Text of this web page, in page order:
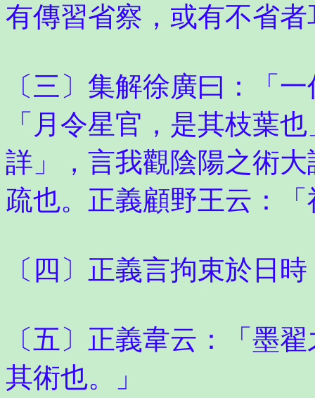
有傳習省察，或有不省者
〔三〕集解徐廣曰：「
「月令星官，是其枝葉
詳」，言我觀陰陽之術
疏也。正義顧野王云：
〔四〕正義言拘束於日
〔五〕正義韋云：「墨
其術也。」